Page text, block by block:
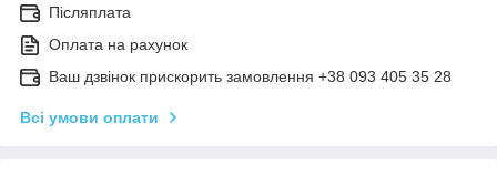
Післяплата
Оплата на рахунок
Ваш дзвінок прискорить замовлення +38 093 405 35 28
Всі умови оплати